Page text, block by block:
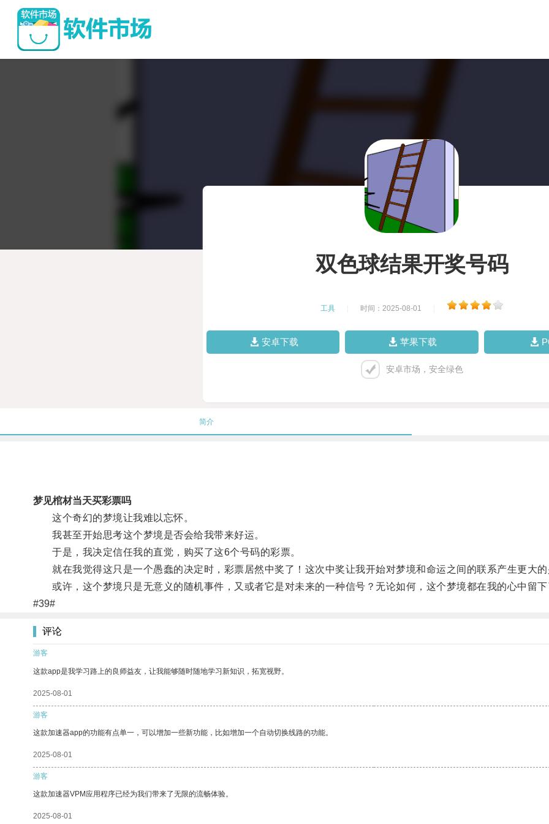
双色球结果开奖号码
工具 时间：2025-08-01
安卓下载 苹果下载
安卓市场，安全绿色
简介
梦见棺材当天买彩票吗
这个奇幻的梦境让我难以忘怀。
我甚至开始思考这个梦境是否会给我带来好运。
于是，我决定信任我的直觉，购买了这6个号码的彩票。
就在我觉得这只是一个愚蠢的决定时，彩票居然中奖了！这次中奖让我开始对梦境和命运之间的联系产生更大的
或许，这个梦境只是无意义的随机事件，又或者它是对未来的一种信号？无论如何，这个梦境都在我的心中留下
#39#
评论
游客
这款app是我学习路上的良师益友，让我能够随时随地学习新知识，拓宽视野。
2025-08-01
游客
这款加速器app的功能有点单一，可以增加一些新功能，比如增加一个自动切换线路的功能。
2025-08-01
游客
这款加速器VPM应用程序已经为我们带来了无限的流畅体验。
2025-08-01